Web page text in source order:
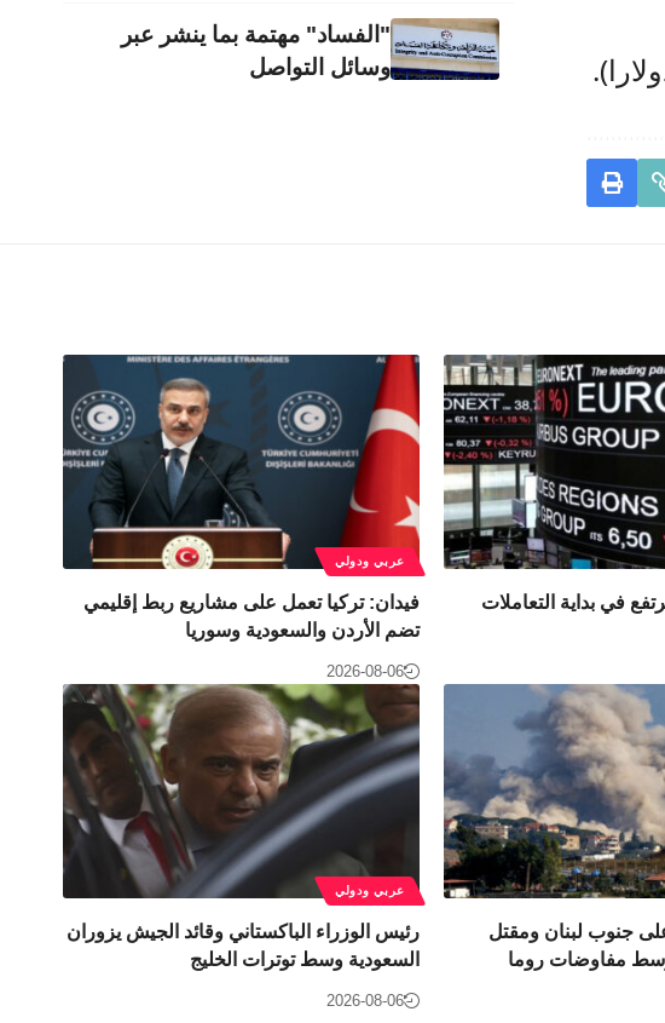
"الفساد" مهتمة بما ينشر عبر
وسائل التواصل
في بداية التعاملات
عربي ودولي
فيدان: تركيا تعمل على مشاريع ربط إقليمي
تضم الأردن والسعودية وسوريا
2026-08-06
جنوب لبنان ومقتل
وسط مفاوضات روما
عربي ودولي
رئيس الوزراء الباكستاني وقائد الجيش يزوران
السعودية وسط توترات الخليج
2026-08-06